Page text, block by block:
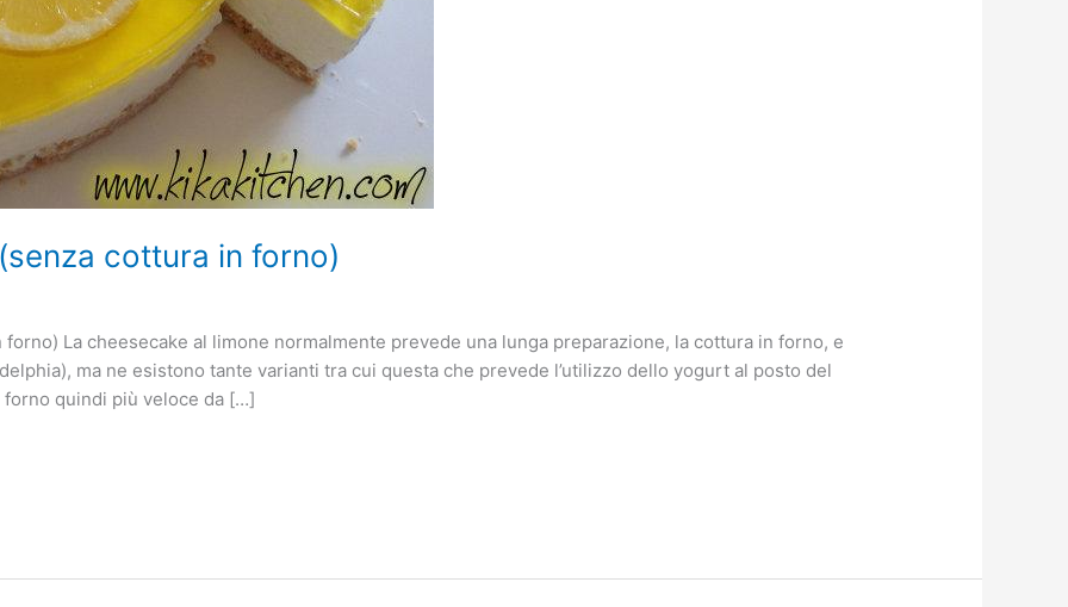
cottura in forno)
La cheesecake al limone normalmente prevede una lunga preparazione, la cottura in forno, e
ma ne esistono tante varianti tra cui questa che prevede l’utilizzo dello yogurt al posto del
quindi più veloce da […]